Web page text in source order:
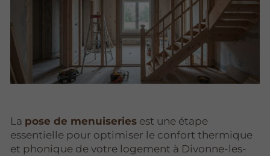
La pose de menuiseries est une étape
essentielle pour optimiser le confort thermique
et phonique de votre logement à Divonne-les-